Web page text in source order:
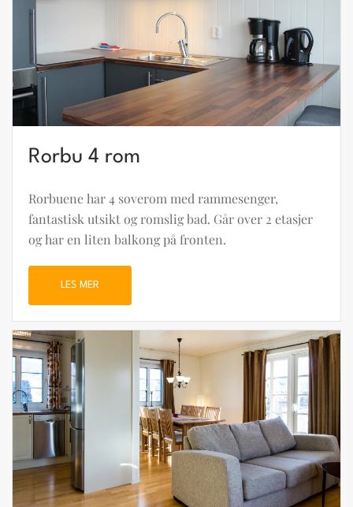
Rorbu 4 rom
Rorbuene har 4 soverom med rammesenger,
fantastisk utsikt og romslig bad. Går over 2 etasjer
og har en liten balkong på fronten.
LES MER